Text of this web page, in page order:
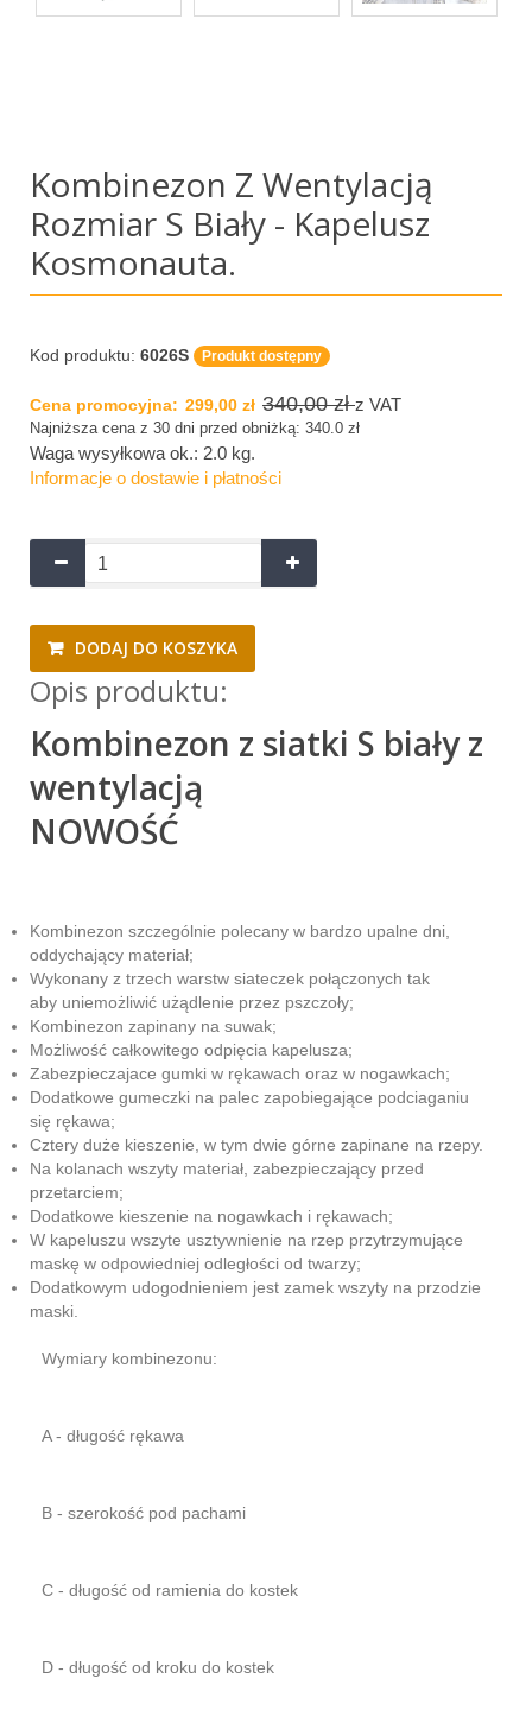
Kombinezon Z Wentylacją
Rozmiar S Biały - Kapelusz
Kosmonauta.
Kod produktu: 6026S Produkt dostępny
Cena promocyjna: 299,00 zł 340,00 zł z VAT
Najniższa cena z 30 dni przed obniżką: 340.0 zł
Waga wysyłkowa ok.: 2.0 kg.
Informacje o dostawie i płatności
DODAJ DO KOSZYKA
Opis produktu:
Kombinezon z siatki S biały z
wentylacją
NOWOŚĆ
Kombinezon szczególnie polecany w bardzo upalne dni,
oddychający materiał;
Wykonany z trzech warstw siateczek połączonych tak
aby uniemożliwić użądlenie przez pszczoły;
Kombinezon zapinany na suwak;
Możliwość całkowitego odpięcia kapelusza;
Zabezpieczajace gumki w rękawach oraz w nogawkach;
Dodatkowe gumeczki na palec zapobiegające podciaganiu
się rękawa;
Cztery duże kieszenie, w tym dwie górne zapinane na rzepy.
Na kolanach wszyty materiał, zabezpieczający przed
przetarciem;
Dodatkowe kieszenie na nogawkach i rękawach;
W kapeluszu wszyte usztywnienie na rzep przytrzymujące
maskę w odpowiedniej odległości od twarzy;
Dodatkowym udogodnieniem jest zamek wszyty na przodzie
maski.
Wymiary kombinezonu:
A - długość rękawa
B - szerokość pod pachami
C - długość od ramienia do kostek
D - długość od kroku do kostek